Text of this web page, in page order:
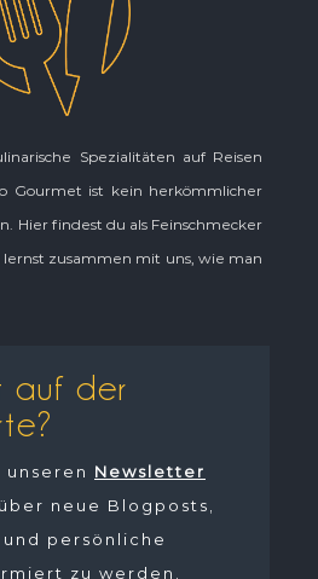
Spezialitäten auf Reisen
Gourmet ist kein herkömmlicher
Hier findest du als Feinschmecker
zusammen mit uns, wie man
auf der
Newsletter
neue Blogposts,
persönliche
zu werden.